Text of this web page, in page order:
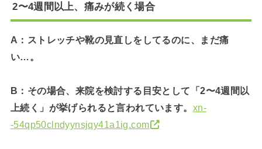
2〜4週間以上、痛みが続く場合
A：ストレッチや靴の見直しをしてるのに、まだ痛
い…。
B：その場合、来院を検討する目安として「2〜4週間以
上続く」が挙げられると言われています。 xn-
-54qp50clndyynsjqy41a1ig.com